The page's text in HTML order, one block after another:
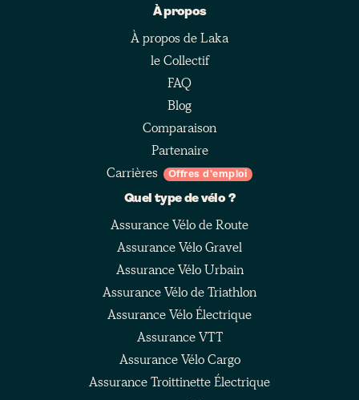
À propos
À propos de Laka
le Collectif
FAQ
Blog
Comparaison
Partenaire
Carrières
Offres d'emploi
Quel type de vélo ?
Assurance Vélo de Route
Assurance Vélo Gravel
Assurance Vélo Urbain
Assurance Vélo de Triathlon
Assurance Vélo Électrique
Assurance VTT
Assurance Vélo Cargo
Assurance Troittinette Électrique